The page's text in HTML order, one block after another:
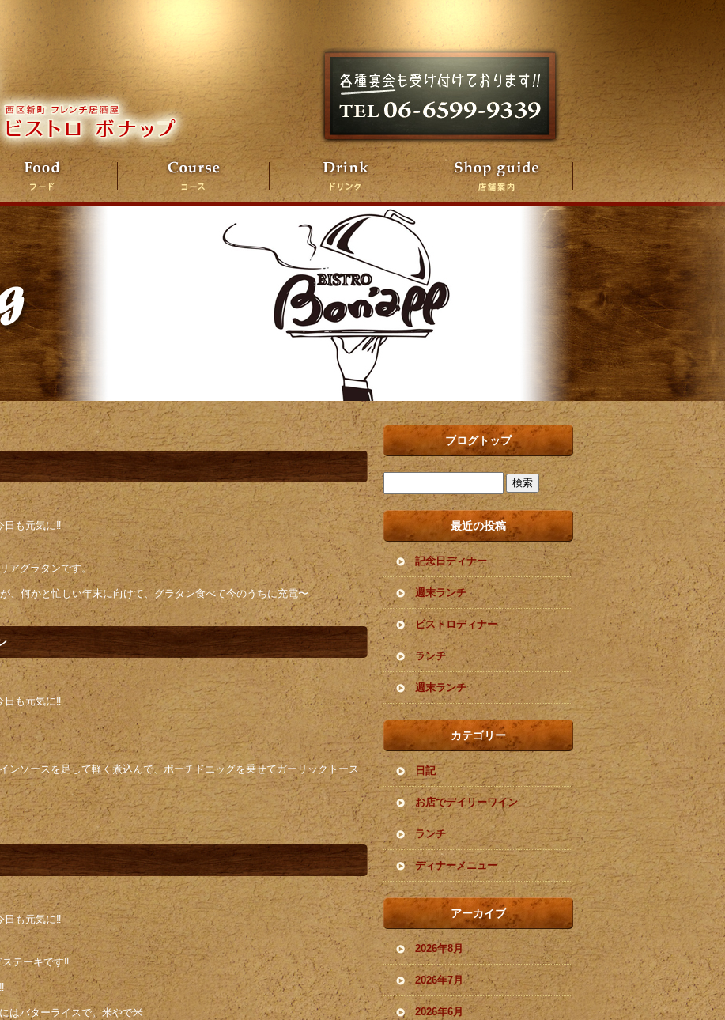
日も元気に‼️
アグラタンです。
、何かと忙しい年末に向けて、グラタン食べて今のうちに充電〜
日も元気に‼️
ンソースを足して軽く煮込んで、ポーチドエッグを乗せてガーリックトース
日も元気に‼️
テーキです‼️
はバターライスで。米やで米
ブログトップ
最近の投稿
記念日ディナー
週末ランチ
ビストロディナー
ランチ
週末ランチ
カテゴリー
日記
お店でデイリーワイン
ランチ
ディナーメニュー
アーカイブ
2026年8月
2026年7月
2026年6月